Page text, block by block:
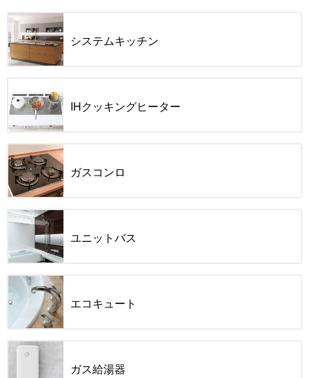
システムキッチン
IHクッキングヒーター
ガスコンロ
ユニットバス
エコキュート
ガス給湯器